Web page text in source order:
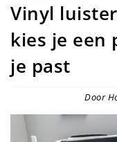
Vinyl
kies je een
je past
Door